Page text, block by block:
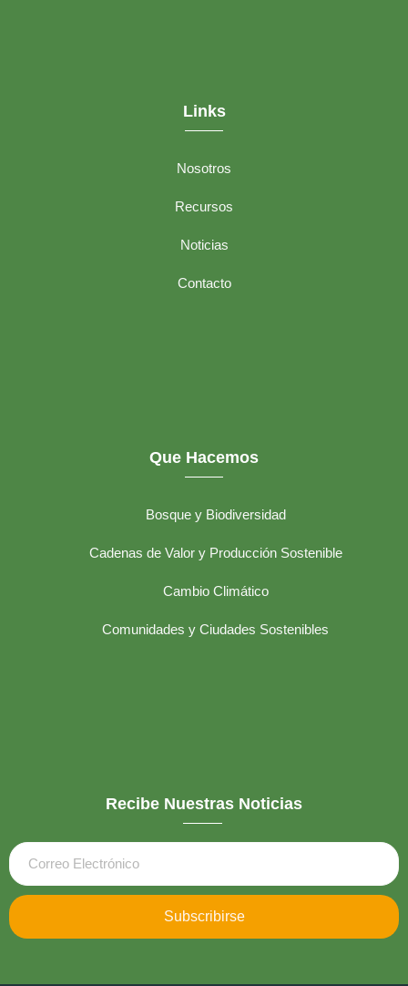
Links
Nosotros
Recursos
Noticias
Contacto
Que Hacemos
Bosque y Biodiversidad
Cadenas de Valor y Producción Sostenible
Cambio Climático
Comunidades y Ciudades Sostenibles
Recibe Nuestras Noticias
Subscribirse